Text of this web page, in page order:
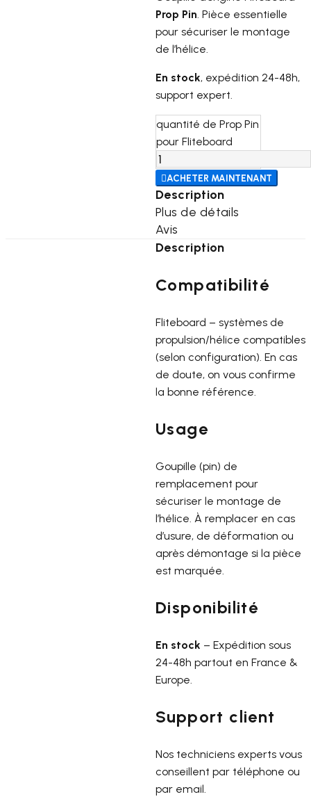
Prop Pin. Pièce essentielle
pour sécuriser le montage
de l’hélice.
En stock, expédition 24-48h,
support expert.
quantité de Prop Pin
pour Fliteboard
ACHETER MAINTENANT
Description
Plus de détails
Avis
Description
Compatibilité
Fliteboard – systèmes de
propulsion/hélice compatibles
(selon configuration). En cas
de doute, on vous confirme
la bonne référence.
Usage
Goupille (pin) de
remplacement pour
sécuriser le montage de
l’hélice. À remplacer en cas
d’usure, de déformation ou
après démontage si la pièce
est marquée.
Disponibilité
En stock – Expédition sous
24-48h partout en France &
Europe.
Support client
Nos techniciens experts vous
conseillent par téléphone ou
par email.